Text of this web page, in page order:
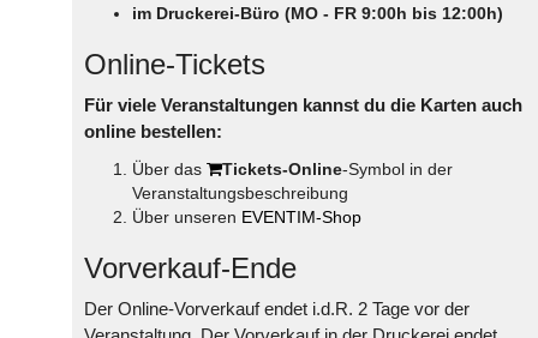
im Druckerei-Büro (MO - FR 9:00h bis 12:00h)
Online-Tickets
Für viele Veranstaltungen kannst du die Karten auch
online bestellen:
Über das Tickets-Online-Symbol in der
Veranstaltungsbeschreibung
Über unseren EVENTIM-Shop
Vorverkauf-Ende
Der Online-Vorverkauf endet i.d.R. 2 Tage vor der